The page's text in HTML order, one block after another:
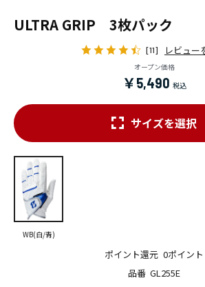
ULTRA GRIP 3枚パック
[11] レビュー
オープン価格
￥5,490
品番 GL255E
ポイント還元 0ポイント
サイズを選択
WB(白/青)